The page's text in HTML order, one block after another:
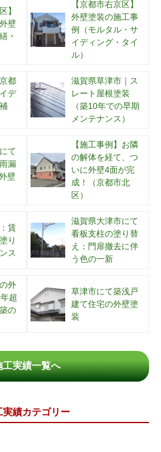
】
壁
・
【京都市右京区】
外壁塗装の施工事
例（モルタル・サ
イディング・タイ
ル）
都
デ
滋賀県草津市｜ス
レート屋根塗装
（築10年での早期
メンテナンス）
て
漏
壁
【施工事例】お隣
の解体を経て、つ
いに外壁4面が完
成！（京都市北
区）
賃
り
ス
滋賀県大津市にて
看板支柱の塗り替
え：門扉撤去に伴
う色の一新
外
超
の
草津市にて築浅戸
建て住宅の外壁塗
装
工実績一覧へ
実績カテゴリー